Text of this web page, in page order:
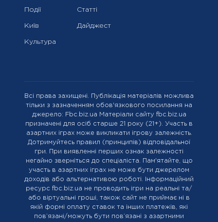
Події
Київ
Культура
Статті
Дайджест
Всі права захищені. Публікація матеріалів можлива
тільки з зазначенням обов'язкового посилання на
джерело: Fbc.biz.ua Матеріали сайту fbc.biz.ua
призначені для осіб старше 21 року (21+). Участь в
азартних іграх може викликати ігрову залежність.
Дотримуйтесь правил (принципів) відповідальної
гри. При виявленні перших ознак залежності
негайно зверніться до спеціаліста. Пам'ятайте, що
участь в азартних іграх не може бути джерелом
доходів або альтернативою роботі. Інформаційний
ресурс fbc.biz.ua не проводить ігри на реальні та/
або віртуальні гроші, також сайт не приймає ні в
якій формі оплату ставок та інших платежів, які
пов’язані/можуть бути пов’язані з азартними